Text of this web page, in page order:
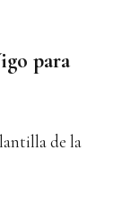
para
de la